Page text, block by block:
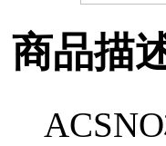
商品描